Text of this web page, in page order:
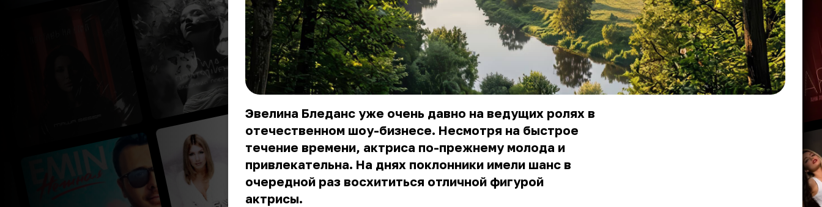
Эвелина Бледанс уже очень давно на ведущих ролях в
отечественном шоу-бизнесе. Несмотря на быстрое
течение времени, актриса по-прежнему молода и
привлекательна. На днях поклонники имели шанс в
очередной раз восхититься отличной фигурой
актрисы.